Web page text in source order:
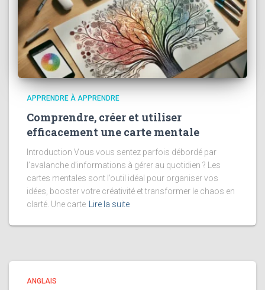
APPRENDRE À APPRENDRE
Comprendre, créer et utiliser
efficacement une carte mentale
Introduction Vous vous sentez parfois débordé par
l’avalanche d’informations à gérer au quotidien ? Les
cartes mentales sont l’outil idéal pour organiser vos
idées, booster votre créativité et transformer le chaos en
clarté. Une carte
Lire la suite
ANGLAIS